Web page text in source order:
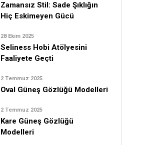
Zamansız Stil: Sade Şıklığın
Hiç Eskimeyen Gücü
28 Ekim 2025
Seliness Hobi Atölyesini
Faaliyete Geçti
2 Temmuz 2025
Oval Güneş Gözlüğü Modelleri
2 Temmuz 2025
Kare Güneş Gözlüğü
Modelleri